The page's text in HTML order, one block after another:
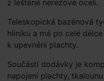
z leštěné nerezové oceli.
Teleskopická bazénová
hliníku a má po celé
k upevnění plachty.
Součástí dodávky je
napojení plachty,